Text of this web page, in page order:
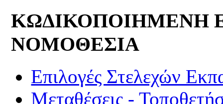
ΚΩΔΙΚΟΠΟΙΗΜΕΝΗ
ΝΟΜΟΘΕΣΙΑ
Επιλογές Στελεχών
Μεταθέσεις -